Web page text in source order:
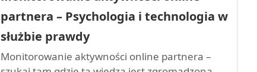
partnera – Psychologia i technologia w
służbie prawdy
Monitorowanie aktywności online partnera –